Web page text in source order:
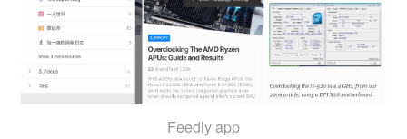
Feedly app